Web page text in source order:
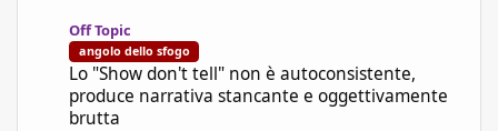
Off Topic
angolo dello sfogo
Lo "Show don't tell" non è autoconsistente,
produce narrativa stancante e oggettivamente
brutta